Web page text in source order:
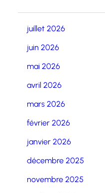
juillet 2026
juin 2026
mai 2026
avril 2026
mars 2026
février 2026
janvier 2026
décembre 2025
novembre 2025